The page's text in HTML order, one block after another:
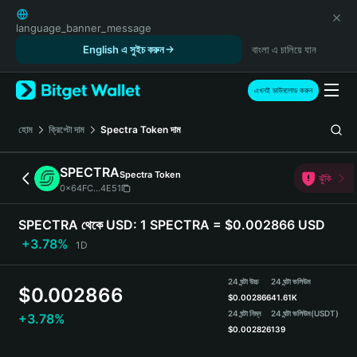
English
日本語
Русский
Español (Latinoamérica)
Türkçe
Italiano
Deutsch
简体中文
繁體中文
Português (Portugal)
Bahasa Indonesia
Español
language_banner_message
English এ সুইচ করুন
বাংলা এ চালিয়ে যান
এখনই ডাউনলোড করুন
হোম ক্রিপ্টো দাম Spectra Token দাম
SPECTRASpectra Token
0x64FC...4E51
ঝুঁকি
SPECTRA থেকে USD: 1 SPECTRA = $0.002866 USD
+3.78%
1D
$0.002866
+3.78%
24 ঘন্টা উচ্চ
$0.002866
24 ঘন্টা নিম্ন
$0.002826
24 ঘন্টা ভলিউম
41.61K
24 ঘন্টা ভলিউম(USDT)
139